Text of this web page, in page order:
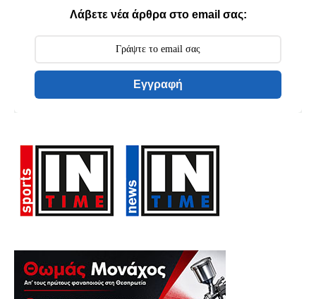
Λάβετε νέα άρθρα στο email σας:
Εγγραφή